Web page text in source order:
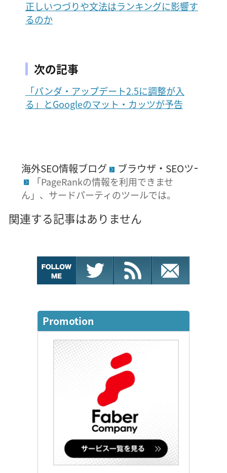
正しいつづりや文法はランキングに影響す
るのか
次の記事
「パンダ・アップデート2.5に調整が入
る」とGoogleのマット・カッツが予告
海外SEO情報ブログ ブラウザ・SEOツール
「PageRankの情報を利用できませ
ん」、サードパーティのツールでは。
関連する記事はありません
Promotion